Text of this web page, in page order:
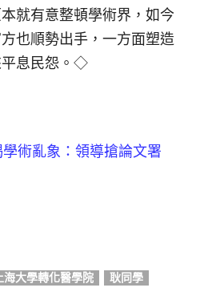
就有意整頓學術界，如今
也順勢出手，一方面塑造
平息民怨。◇
術亂象：領導搶論文署
海大學轉化醫學院
耿同學